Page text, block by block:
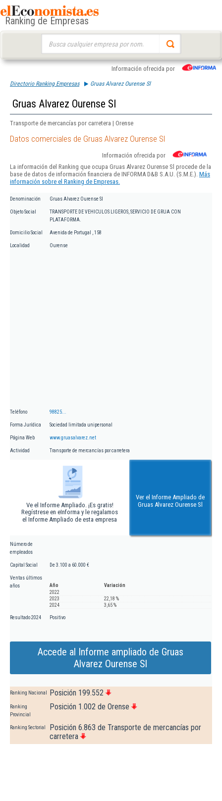
Ranking de Empresas
Información ofrecida por
Directorio Ranking Empresas Gruas Alvarez Ourense Sl
Gruas Alvarez Ourense Sl
Transporte de mercancías por carretera | Orense
Datos comerciales de Gruas Alvarez Ourense Sl
Información ofrecida por
La información del Ranking que ocupa Gruas Alvarez Ourense Sl procede de la
base de datos de información financiera de INFORMA D&B S.A.U. (S.M.E.). Más
información sobre el Ranking de Empresas.
Denominación Gruas Alvarez Ourense Sl
Objeto Social
TRANSPORTE DE VEHICULOS LIGEROS, SERVICIO DE GRUA CON
PLATAFORMA.
Domicilio Social Avenida de Portugal , 158
Localidad Ourense
Teléfono 98825...
Forma Jurídica Sociedad limitada unipersonal
Página Web www.gruasalvarez.net
Actividad Transporte de mercancías por carretera
Ve el Informe Ampliado. ¡Es gratis!
Regístrese en eInforma y le regalamos
el Informe Ampliado de esta empresa
Ver el Informe Ampliado de
Gruas Alvarez Ourense Sl
Número de
empleados
Capital Social De 3.100 a 60.000 €
Ventas últimos
años
Año
Variación
2022
2023
22,18 %
2024
3,65 %
Resultado 2024 Positivo
Accede al Informe ampliado de Gruas
Alvarez Ourense Sl
Ranking Nacional Posición 199.552
Ranking
Provincial
Posición 1.002 de Orense
Ranking Sectorial
Posición 6.863 de Transporte de mercancías por
carretera